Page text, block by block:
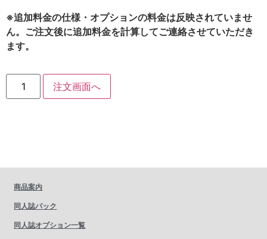
※追加料金の仕様・オプションの料金は反映されていませ
ん。ご注文後に追加料金を計算してご連絡させていただき
ます。
注文画面へ
商品案内
同人誌パック
同人誌オプション一覧